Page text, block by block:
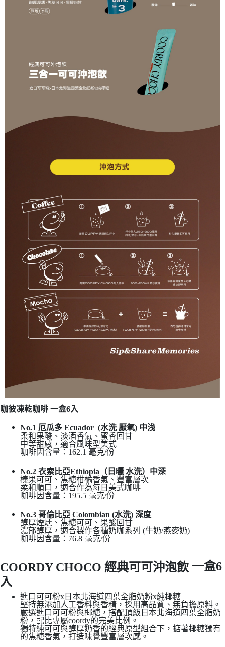
咖彼凍乾咖啡 一盒6入
No.1 厄瓜多 Ecuador (水洗 厭氧) 中浅
柔和果酸、淡酒香氣、蜜香回甘
中等甜感，適合風味型美式
咖啡因含量：162.1 毫克/份
No.2 衣索比亞Ethiopia（日曬 水洗）中深
榛果可可、焦糖柑橘香氣、豐富層次
柔和順口，適合作為每日美式咖啡
咖啡因含量：195.5 毫克/份
No.3 哥倫比亞 Colombian (水洗) 深度
醇厚煙燻、焦糖可可、果酸回甘
濃郁醇厚，適合製作各種奶咖系列 (牛奶/燕麥奶)
咖啡因含量：76.8 毫克/份
COORDY CHOCO 經典可可沖泡飲 一盒6
入
進口可可粉x日本北海道四葉全脂奶粉x純椰糖
堅持無添加人工香料與香精，採用高品質、無負擔原料。
嚴選進口可可粉與椰糖，搭配頂級日本北海道四葉全脂奶
粉，配比專屬coordy的完美比例。
獨特純可可與醇厚奶香的經典原型組合下，掂著椰糖獨有
的焦糖香氣，打造味覺豐富層次感。